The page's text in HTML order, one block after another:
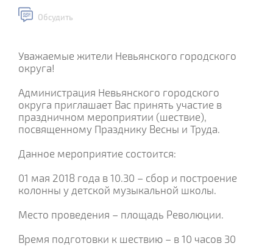
Обсудить
Уважаемые жители Невьянского городского
округа!
Администрация Невьянского городского
округа приглашает Вас принять участие в
праздничном мероприятии (шествие),
посвященному Празднику Весны и Труда.
Данное мероприятие состоится:
01 мая 2018 года в 10.30 – сбор и построение
колонны у детской музыкальной школы.
Место проведения – площадь Революции.
Время подготовки к шествию – в 10 часов 30